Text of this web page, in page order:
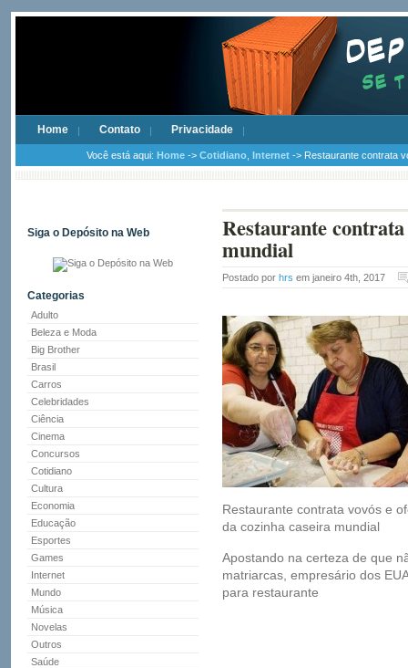
Home Contato Privacidade
Você está aqui: Home -> Cotidiano Internet -> Restaurante contrata
Siga o Depósito na Web
Categorias
Adulto
Beleza e Moda
Big Brother
Brasil
Carros
Celebridades
Ciência
Cinema
Concursos
Cotidiano
Cultura
Economia
Educação
Esportes
Games
Internet
Mundo
Música
Novelas
Outros
Saúde
Restaurante
mundial
Postado por hrs em janeiro 4th, 2017
Restaurante contrata vovós e
da cozinha caseira mundial
Apostando na certeza de que
matriarcas, empresário dos
para restaurante